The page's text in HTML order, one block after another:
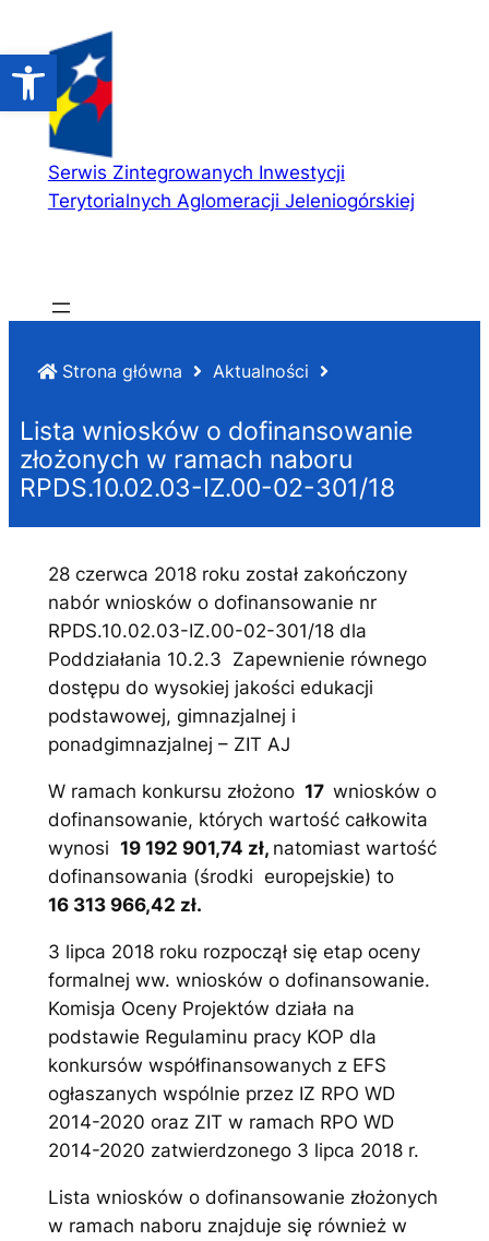
Open toolbar
do
treści
Serwis Zintegrowanych Inwestycji
Terytorialnych Aglomeracji Jeleniogórskiej
Strona główna Aktualności
Lista wniosków o dofinansowanie
złożonych w ramach naboru
RPDS.10.02.03-IZ.00-02-301/18
28 czerwca 2018 roku został zakończony
nabór wniosków o dofinansowanie nr
RPDS.10.02.03-IZ.00-02-301/18 dla
Poddziałania 10.2.3 Zapewnienie równego
dostępu do wysokiej jakości edukacji
podstawowej, gimnazjalnej i
ponadgimnazjalnej – ZIT AJ
W ramach konkursu złożono 17 wniosków o
dofinansowanie, których wartość całkowita
wynosi 19 192 901,74 zł, natomiast wartość
dofinansowania (środki europejskie) to
16 313 966,42 zł.
3 lipca 2018 roku rozpoczął się etap oceny
formalnej ww. wniosków o dofinansowanie.
Komisja Oceny Projektów działa na
podstawie Regulaminu pracy KOP dla
konkursów współfinansowanych z EFS
ogłaszanych wspólnie przez IZ RPO WD
2014-2020 oraz ZIT w ramach RPO WD
2014-2020 zatwierdzonego 3 lipca 2018 r.
Lista wniosków o dofinansowanie złożonych
w ramach naboru znajduje się również w